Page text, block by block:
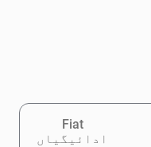
Fiat
ادائیگیاں